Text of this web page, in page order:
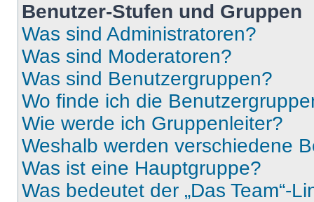
Benutzer-Stufen und Gruppen
Was sind Administratoren?
Was sind Moderatoren?
Was sind Benutzergruppen?
Wo finde ich die
Wie werde ich Gruppenleiter?
Weshalb werden verschiedene
Was ist eine Hauptgruppe?
Was bedeutet der „Das Team“-